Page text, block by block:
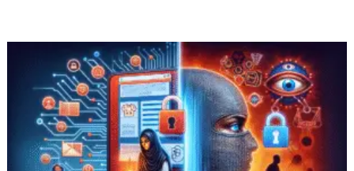
browser:
gravi
rischi